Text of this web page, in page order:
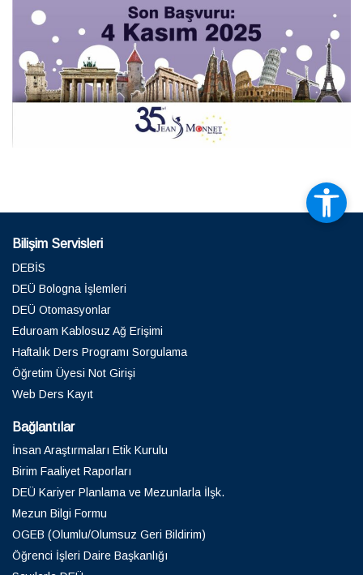
Bilişim Servisleri
DEBİS
DEÜ Bologna İşlemleri
DEÜ Otomasyonlar
Eduroam Kablosuz Ağ Erişimi
Haftalık Ders Programı Sorgulama
Öğretim Üyesi Not Girişi
Web Ders Kayıt
Bağlantılar
İnsan Araştırmaları Etik Kurulu
Birim Faaliyet Raporları
DEÜ Kariyer Planlama ve Mezunlarla İlşk.
Mezun Bilgi Formu
OGEB (Olumlu/Olumsuz Geri Bildirim)
Öğrenci İşleri Daire Başkanlığı